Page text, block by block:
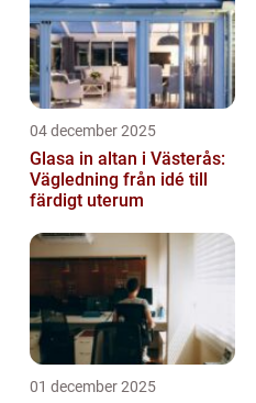
04 december 2025
Glasa in altan i Västerås:
Vägledning från idé till
färdigt uterum
01 december 2025